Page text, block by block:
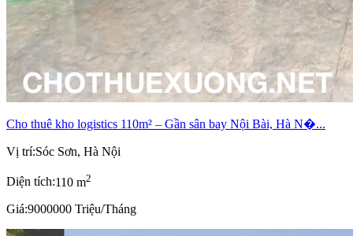
Cho thuê kho logistics 110m² – Gần sân bay Nội Bài, Hà N�...
Vị trí:Sóc Sơn, Hà Nội
Diện tích:110 m2
Giá:9000000 Triệu/Tháng